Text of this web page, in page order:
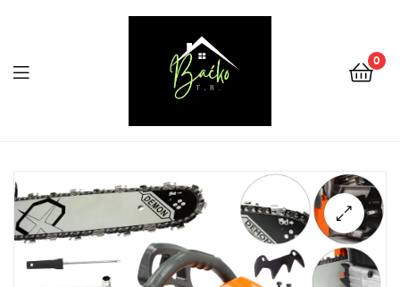
Backo
Sombor
0
Menu